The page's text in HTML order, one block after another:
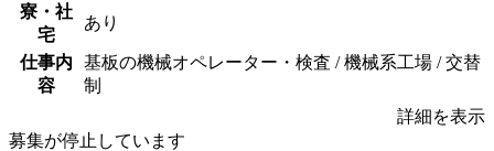
寮・社
宅
あり
仕事内
容
基板の機械オペレーター・検査 / 機械系工場 / 交替
制
詳細を表示
募集が停止しています